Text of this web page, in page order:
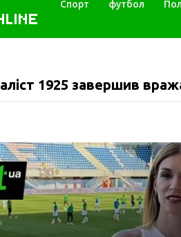
Спорт футбол
1925 завершив